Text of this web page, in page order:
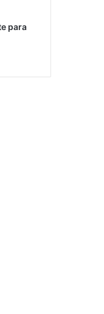
para